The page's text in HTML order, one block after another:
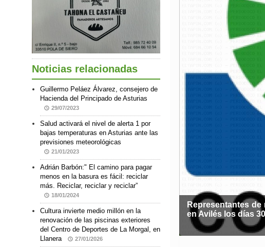
Representantes
en Avilés los días
Noticias relacionadas
Guillermo Peláez Álvarez, consejero de
Hacienda del Principado de Asturias
29/07/2023
Salud activará el nivel de alerta 1 por
bajas temperaturas en Asturias ante las
previsiones meteorológicas
21/01/2023
Adrián Barbón:" El camino para pagar
menos en la basura es fácil: reciclar
más. Reciclar, reciclar y reciclar”
18/01/2024
Cultura invierte medio millón en la
renovación de las piscinas exteriores
del Centro de Deportes de La Morgal, en
Llanera
27/01/2026